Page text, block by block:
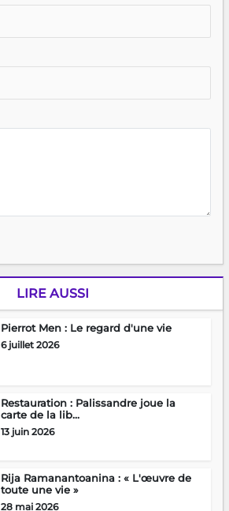
LIRE AUSSI
Pierrot Men : Le regard d'une vie
6 juillet 2026
Restauration : Palissandre joue la
carte de la lib...
13 juin 2026
Rija Ramanantoanina : « L'œuvre de
toute une vie »
28 mai 2026